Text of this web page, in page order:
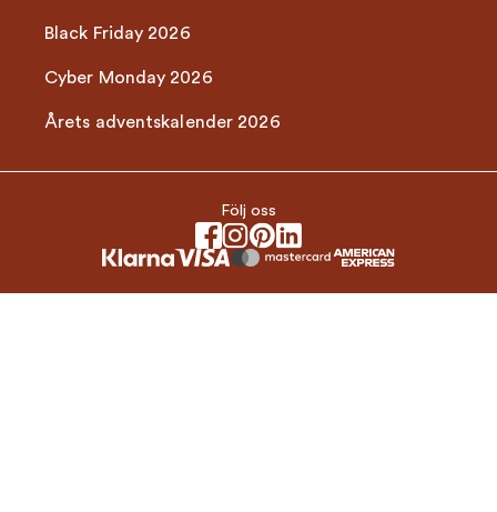
Black Friday 2026
Cyber Monday 2026
Årets adventskalender 2026
Följ oss